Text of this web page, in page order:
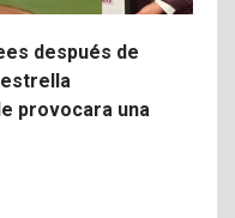
después de
estrella
provocara una